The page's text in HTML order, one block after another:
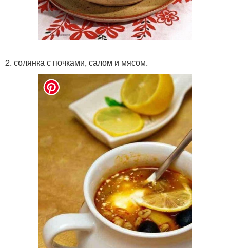
2. солянка с почками, салом и мясом.